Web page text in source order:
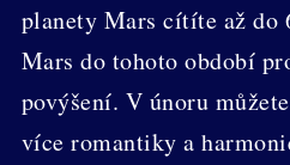
planety Mars cítíte až do
Mars do tohoto období
povýšení. V únoru
více romantiky a